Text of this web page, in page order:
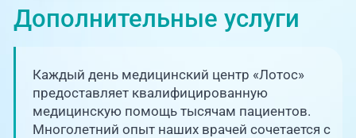
Отзывы
Адреса клиник
О клинике
Телемедицина
+7 (351) 220-00-03
Единая справочная служба,
запись на прием
Дополнительные услуги
Каждый день медицинский центр «Лотос»
предоставляет квалифицированную
медицинскую помощь тысячам пациентов.
Многолетний опыт наших врачей сочетается с